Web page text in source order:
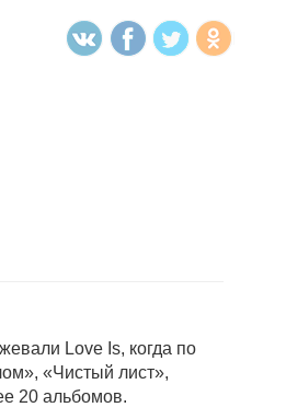
Love Is, когда по
«Чистый лист»,
20 альбомов.